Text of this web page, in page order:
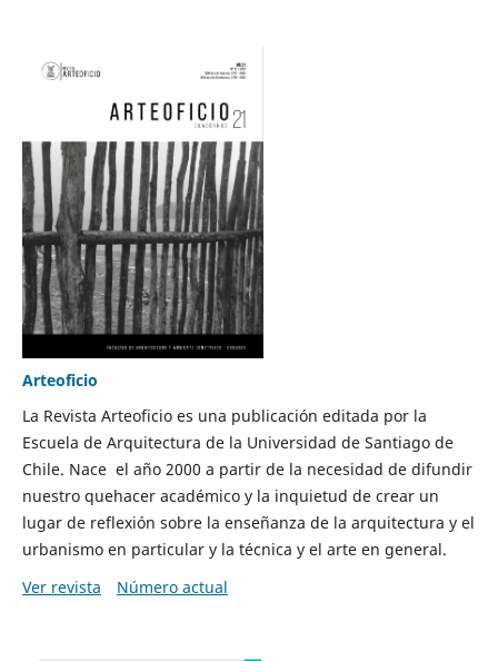
Arteoficio
La Revista Arteoficio es una publicación editada por la
Escuela de Arquitectura de la Universidad de Santiago de
Chile. Nace el año 2000 a partir de la necesidad de difundir
nuestro quehacer académico y la inquietud de crear un
lugar de reflexión sobre la enseñanza de la arquitectura y el
urbanismo en particular y la técnica y el arte en general.
Ver revista
Número actual